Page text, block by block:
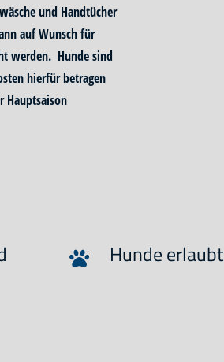
und Handtücher
auf Wunsch für
werden. Hunde sind
hierfür betragen
Hauptsaison
Hunde erlaubt